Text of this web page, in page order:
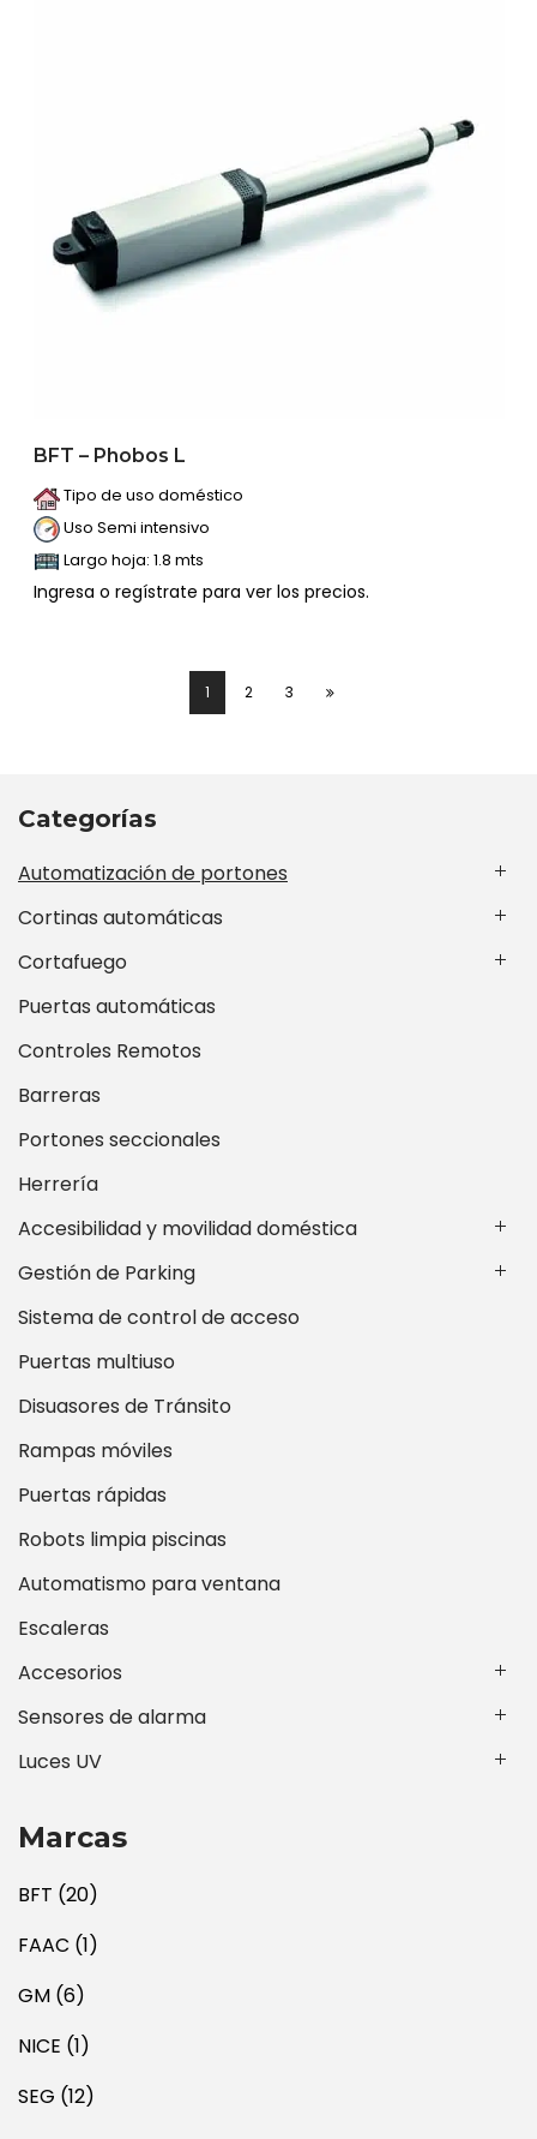
BFT – Phobos L
Tipo de uso doméstico
Uso Semi intensivo
Largo hoja: 1.8 mts
Ingresa o regístrate para ver los precios.
1 2 3
Categorías
Automatización de portones
Cortinas automáticas
Cortafuego
Puertas automáticas
Controles Remotos
Barreras
Portones seccionales
Herrería
Accesibilidad y movilidad doméstica
Gestión de Parking
Sistema de control de acceso
Puertas multiuso
Disuasores de Tránsito
Rampas móviles
Puertas rápidas
Robots limpia piscinas
Automatismo para ventana
Escaleras
Accesorios
Sensores de alarma
Luces UV
Marcas
BFT (20)
FAAC (1)
GM (6)
NICE (1)
SEG (12)